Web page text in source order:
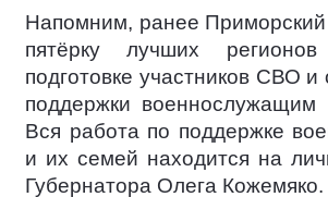
Напомним, ранее
пятёрку лучших
подготовке участников СВО
поддержки
Вся работа по поддержке
и их семей находится на
Губернатора Олега Кожемяко.